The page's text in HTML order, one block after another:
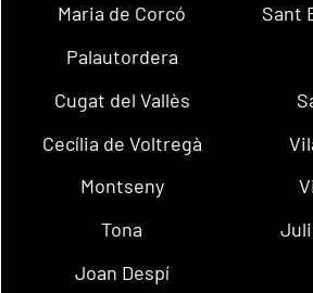
Maria de Corcó
Sant
Palautordera
Cugat del Vallès
Cecília de Voltregà
Montseny
Tona
Joan Despí